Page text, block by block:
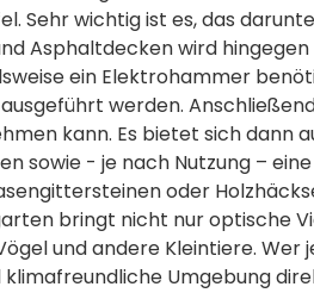
Sehr wichtig ist es, das
Asphaltdecken wird hingegen
ein Elektrohammer
werden.
kann. Es bietet sich dann
sowie - je nach Nutzung – eine
oder
bringt nicht nur optische
und andere Kleintiere. Wer
Umgebung